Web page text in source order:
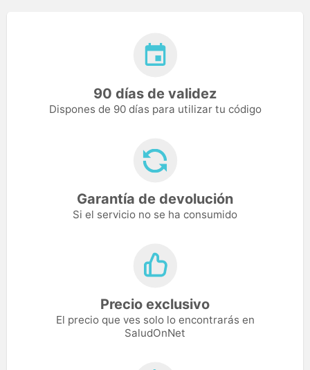
90 días de validez
Dispones de 90 días para utilizar tu código
Garantía de devolución
Si el servicio no se ha consumido
Precio exclusivo
El precio que ves solo lo encontrarás en
SaludOnNet